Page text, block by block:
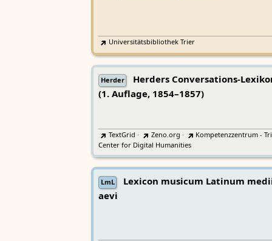
Universitätsbibliothek Trier
Herder
Herders Conversations-
(1. Auflage, 1854–1857)
TextGrid · Zeno.org ·
Kompetenzzentrum -
Center for Digital Humanities
LmL
Lexicon musicum Latinum
aevi